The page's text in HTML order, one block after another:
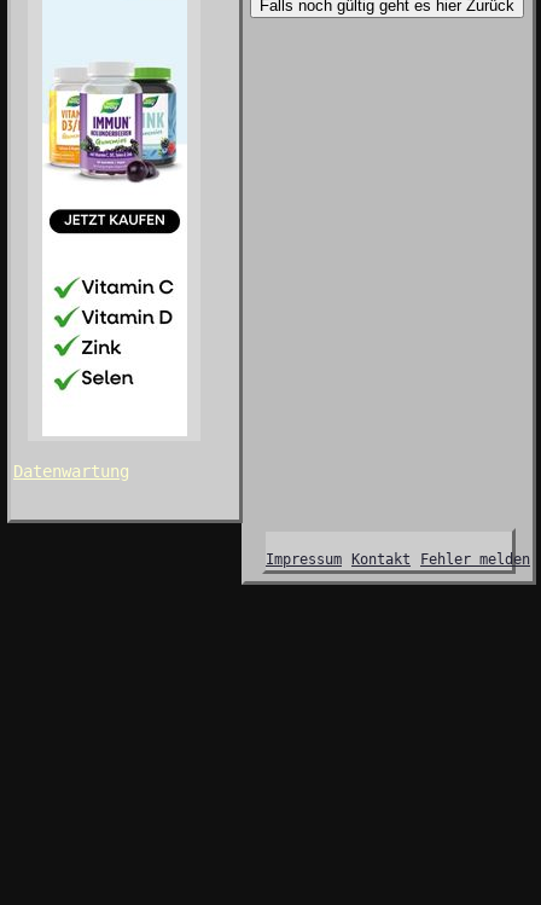
Datenwartung
Falls noch gültig geht es hier Zurück
Impressum Kontakt Fehler melden